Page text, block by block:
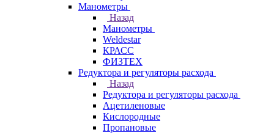
Манометры
Назад
Манометры
Weldestar
КРАСС
ФИЗТЕХ
Редуктора и регуляторы расхода
Назад
Редуктора и регуляторы расхода
Ацетиленовые
Кислородные
Пропановые